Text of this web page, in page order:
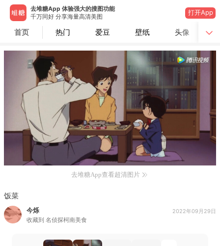
去堆糖App 体验强大的搜图功能
千万同好 分享海量高清美图
打开App
首页 热门 爱豆 壁纸 头像
去堆糖App查看超清图片
饭菜
今烁
收藏到 名侦探柯南美食
2022年09月29日